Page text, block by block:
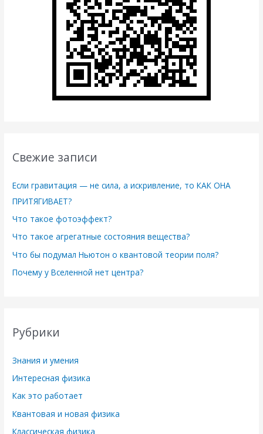
Свежие записи
Если гравитация — не сила, а искривление, то КАК ОНА
ПРИТЯГИВАЕТ?
Что такое фотоэффект?
Что такое агрегатные состояния вещества?
Что бы подумал Ньютон о квантовой теории поля?
Почему у Вселенной нет центра?
Рубрики
Знания и умения
Интересная физика
Как это работает
Квантовая и новая физика
Классическая физика